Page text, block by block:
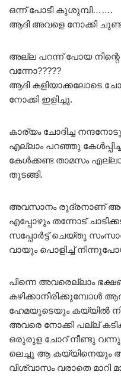
ഒന്ന് പോടീ കുശുമ്പി…….
ആദി അവളെ നോക്കി ചുണ്ട്
അല്ല പറന്ന് പോയ നിന്റെ
വന്നോ?????
ആദി കളിയാക്കലോടെ
നോക്കി ഇളിച്ചു.
കാര്യം ചോദിച്ച
എല്ലാം പറഞ്ഞു
കേൾക്കണ്ട താമസം
തുടങ്ങി.
അവസാനം രുദ്രനാണ്
എപ്പോഴും തന്നോട്
സപ്പോർട്ട് ചെയ്തു
വായും പൊളിച്ച്
പിന്നെ അവരെല്ലാം
കഴിക്കാനിരിക്കുമ്പോൾ
ഹേമയുടെയും കയ്യിൽ
അവരെ നോക്കി പല്ല്
ഒരുരുള ചോറ് നീണ്ടു
ലെച്ചു ആ കയ്യിനെയും
വിശ്വാസം വരാതെ മാറി